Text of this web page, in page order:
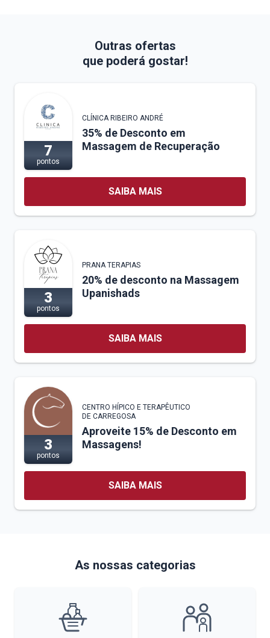
Outras ofertas
que poderá gostar!
7
pontos
CLÍNICA RIBEIRO ANDRÉ
35% de Desconto em
Massagem de Recuperação
SAIBA MAIS
3
pontos
PRANA TERAPIAS
20% de desconto na Massagem
Upanishads
SAIBA MAIS
3
pontos
CENTRO HÍPICO E TERAPÊUTICO
DE CARREGOSA
Aproveite 15% de Desconto em
Massagens!
SAIBA MAIS
As nossas categorias